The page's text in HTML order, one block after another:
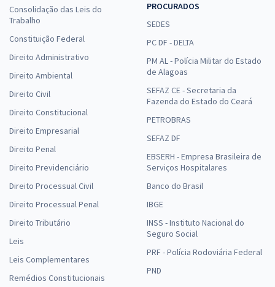
Consolidação das Leis do
Trabalho
Constituição Federal
Direito Administrativo
Direito Ambiental
Direito Civil
Direito Constitucional
Direito Empresarial
Direito Penal
Direito Previdenciário
Direito Processual Civil
Direito Processual Penal
Direito Tributário
Leis
Leis Complementares
Remédios Constitucionais
PROCURADOS
SEDES
PC DF - DELTA
PM AL - Polícia Militar do Estado
de Alagoas
SEFAZ CE - Secretaria da
Fazenda do Estado do Ceará
PETROBRAS
SEFAZ DF
EBSERH - Empresa Brasileira de
Serviços Hospitalares
Banco do Brasil
IBGE
INSS - Instituto Nacional do
Seguro Social
PRF - Polícia Rodoviária Federal
PND